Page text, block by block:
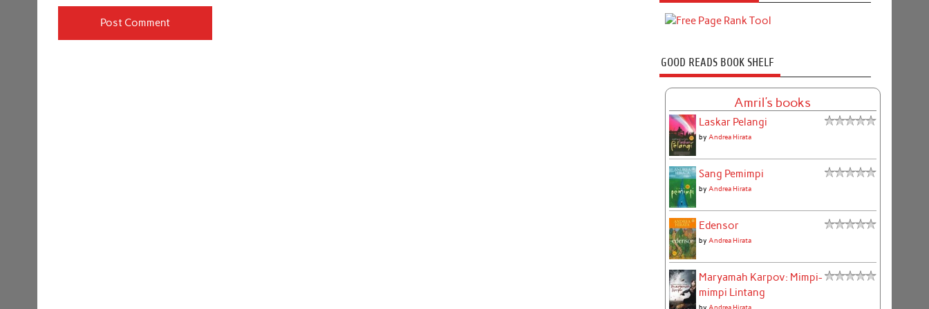
GOOD READS BOOK SHELF
Amril's books
Laskar Pelangi
by Andrea Hirata
Sang Pemimpi
by Andrea Hirata
Edensor
by Andrea Hirata
Maryamah Karpov: Mimpi-
mimpi Lintang
by Andrea Hirata